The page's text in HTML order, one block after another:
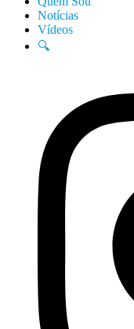
Notícias
Vídeos
🔍